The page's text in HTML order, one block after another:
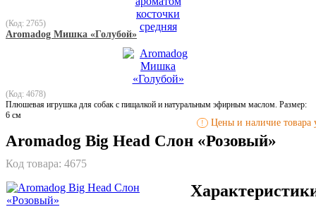
(Код: 2765)
Aromadog Мишка «Голубой»
(Код: 4678)
Плюшевая игрушка для собак с пищалкой и натуральным эфирным маслом. Размер:
6 см
! Цены и наличие товара
Aromadog Big Head Слон «Розовый»
Код товара: 4675